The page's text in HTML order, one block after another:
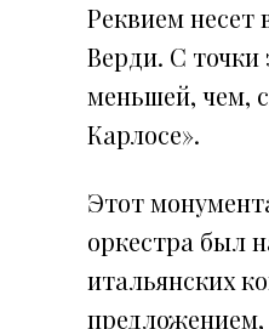
Реквием несет
Верди. С точки
меньшей, чем,
Карлосе».
Этот
оркестра был
итальянских